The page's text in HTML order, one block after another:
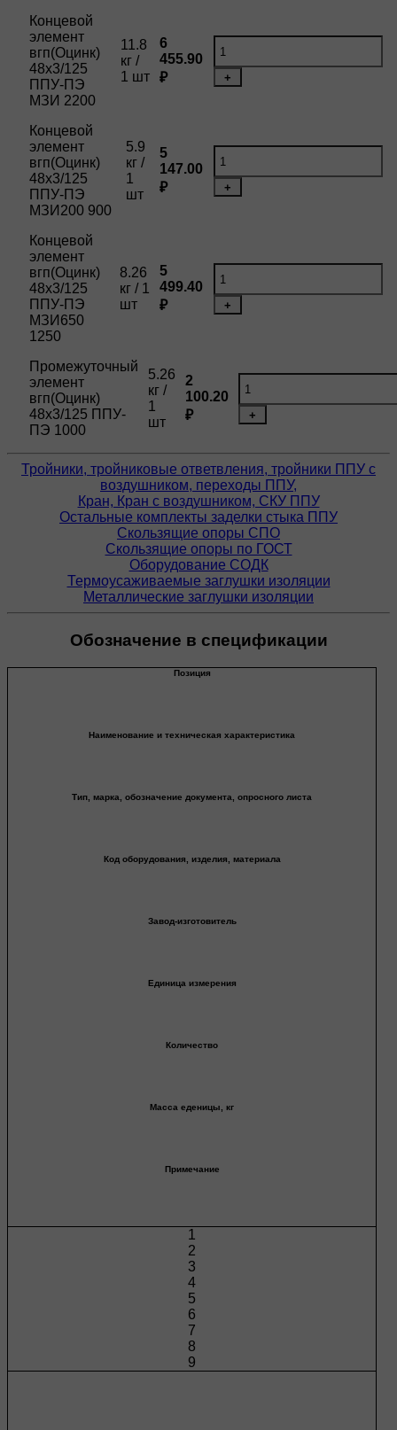
Концевой
элемент
вгп(Оцинк)
48х3/125
ППУ-ПЭ
МЗИ 2200
11.8
кг /
1 шт
6
455.90
₽
+
Концевой
элемент
вгп(Оцинк)
48х3/125
ППУ-ПЭ
МЗИ200 900
5.9
кг /
1
шт
5
147.00
₽
+
Концевой
элемент
вгп(Оцинк)
48х3/125
ППУ-ПЭ
МЗИ650
1250
8.26
кг / 1
шт
5
499.40
₽
+
Промежуточный
элемент
вгп(Оцинк)
48х3/125 ППУ-
ПЭ 1000
5.26
кг /
1
шт
2
100.20
₽
+
Тройники, тройниковые ответвления, тройники ППУ с
воздушником, переходы ППУ,
Кран, Кран с воздушником, СКУ ППУ
Остальные комплекты заделки стыка ППУ
Скользящие опоры СПО
Скользящие опоры по ГОСТ
Оборудование СОДК
Термоусаживаемые заглушки изоляции
Металлические заглушки изоляции
Обозначение в спецификации
Позиция
Наименование и техническая характеристика
Тип, марка, обозначение документа, опросного листа
Код оборудования, изделия, материала
Завод-изготовитель
Единица измерения
Количество
Масса еденицы, кг
Примечание
1
2
3
4
5
6
7
8
9